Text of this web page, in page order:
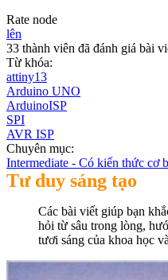
Rate node
lên
33 thành viên đã đánh giá bài
Từ khóa:
attiny13
Arduino UNO
ArduinoISP
SPI
AVR ISP
Chuyên mục:
Intermediate - Có kiến thức cơ
Tư duy sáng tạo
Các bài viết giúp bạn
hỏi từ sâu trong lòng,
tươi sáng của khoa học